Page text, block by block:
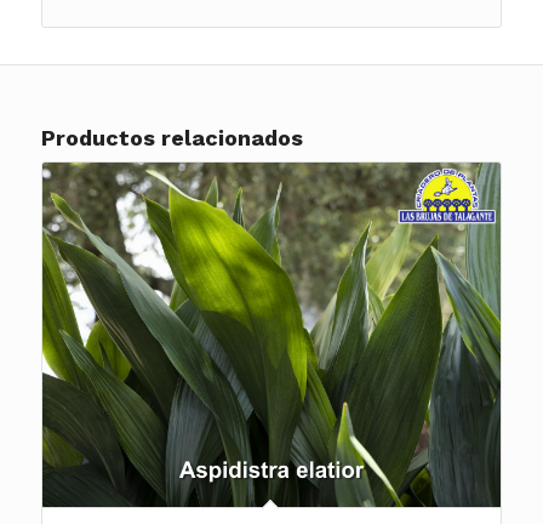
Productos relacionados